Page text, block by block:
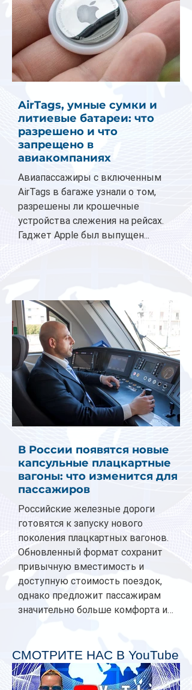
AirTags, умные сумки и
литиевые батареи: что
разрешено и что
запрещено в
авиакомпаниях
Авиапассажиры с включенным
AirTags в багаже узнали о том,
разрешены ли крошечные
устройства слежения на рейсах.
Гаджет Apple был выпущен...
В России появятся новые
капсульные плацкартные
вагоны: что изменится для
пассажиров
Российские железные дороги
готовятся к запуску нового
поколения плацкартных вагонов.
Обновленный формат сохранит
привычную вместимость и
доступную стоимость поездок,
однако предложит пассажирам
значительно больше комфорта и
планируется начать в 2027 году.
Одним из главных нововведений
станут индивидуальные шторки у
СМОТРИТЕ НАС В YouTube